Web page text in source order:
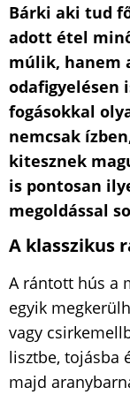
Bárki aki tud
adott étel
múlik, hanem
odafigyelésen
fogásokkal
nemcsak
kitesznek
is pontosan
megoldással
A klasszikus
A rántott hús a
egyik
vagy
lisztbe, tojásba
majd